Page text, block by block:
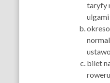
taryfy
bilet